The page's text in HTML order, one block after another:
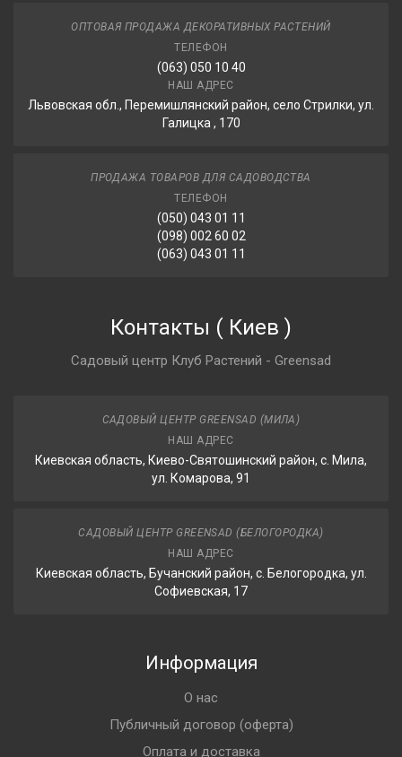
ОПТОВАЯ ПРОДАЖА ДЕКОРАТИВНЫХ РАСТЕНИЙ
ТЕЛЕФОН
(063) 050 10 40
НАШ АДРЕС
Львовская обл., Перемишлянский район, село Стрилки, ул.
Галицка , 170
ПРОДАЖА ТОВАРОВ ДЛЯ САДОВОДСТВА
ТЕЛЕФОН
(050) 043 01 11
(098) 002 60 02
(063) 043 01 11
Контакты ( Киев )
Садовый центр Клуб Растений - Greensad
САДОВЫЙ ЦЕНТР GREENSAD (МИЛА)
НАШ АДРЕС
Киевская область, Киево-Святошинский район, с. Мила,
ул. Комарова, 91
САДОВЫЙ ЦЕНТР GREENSAD (БЕЛОГОРОДКА)
НАШ АДРЕС
Киевская область, Бучанский район, с. Белогородка, ул.
Софиевская, 17
Информация
О нас
Публичный договор (оферта)
Оплата и доставка